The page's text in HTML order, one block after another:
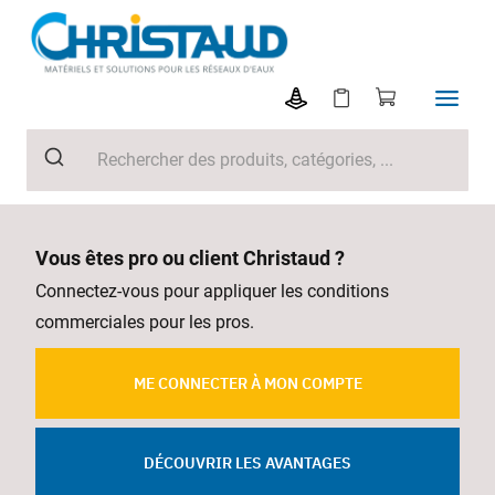
Vous êtes pro ou client Christaud ?
Connectez-vous pour appliquer les conditions
commerciales pour les pros.
ME CONNECTER À MON COMPTE
DÉCOUVRIR LES AVANTAGES